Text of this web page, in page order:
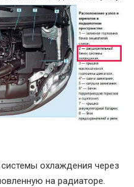
охлаждения через
на радиаторе.